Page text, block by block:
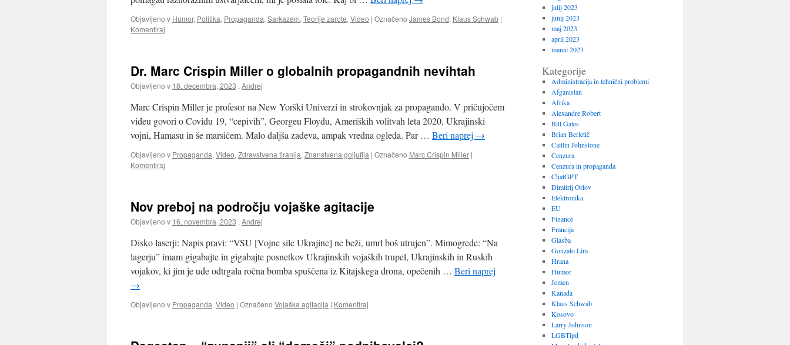
Objavljeno v Humor, Politika, Propaganda, Sarkazem, Teorije zarote, Video | Označeno James Bond, Klaus Schwab |
Komentiraj
Dr. Marc Crispin Miller o globalnih propagandnih nevihtah
Objavljeno v 18. decembra, 2023 , Andrej
Marc Crispin Miller je profesor na New Yorški Univerzi in strokovnjak za propagando. V pričujočem
videu govori o Covidu 19, “cepivih”, Georgeu Floydu, Ameriških volitvah leta 2020, Ukrajinski
vojni, Hamasu in še marsičem. Malo daljša zadeva, ampak vredna ogleda. Par … Beri naprej →
Objavljeno v Propaganda, Video, Zdravstvena tiranija, Znanstvena goljufija | Označeno Marc Crispin Miller |
Komentiraj
Nov preboj na področju vojaške agitacije
Objavljeno v 16. novembra, 2023 , Andrej
Disko laserji: Napis pravi: “VSU [Vojne sile Ukrajine] ne beži, umrl boš utrujen”. Mimogrede: “Na
lagerju” imam gigabajte in gigabajte posnetkov Ukrajinskih vojaških trupel, Ukrajinskih in Ruskih
vojakov, ki jim je ude odtrgala ročna bomba spuščena iz Kitajskega drona, opečenih … Beri naprej
→
Objavljeno v Propaganda, Video | Označeno Vojaška agitacija | Komentiraj
julij 2023
junij 2023
maj 2023
april 2023
marec 2023
Kategorije
Administracija in tehnični problemi
Afganistan
Afrika
Alexandre Robert
Bill Gates
Brian Berletič
Caitlin Johnstone
Cenzura
Cenzura in propaganda
ChatGPT
Dimitrij Orlov
Elektronika
EU
Finance
Francija
Glasba
Gonzalo Lira
Hrana
Humor
Jemen
Kanada
Klaus Schwab
Kosovo
Larry Johnson
LGBTipd